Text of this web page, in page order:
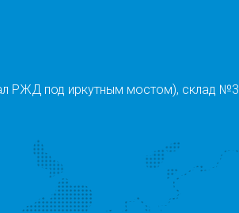
РЖД под иркутным мостом), склад №3